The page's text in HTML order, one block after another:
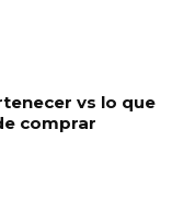
vs lo que
comprar